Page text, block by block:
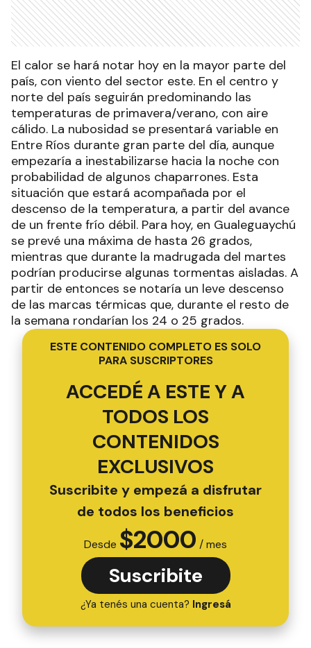
El calor se hará notar hoy en la mayor parte del
país, con viento del sector este. En el centro y
norte del país seguirán predominando las
temperaturas de primavera/verano, con aire
cálido. La nubosidad se presentará variable en
Entre Ríos durante gran parte del día, aunque
empezaría a inestabilizarse hacia la noche con
probabilidad de algunos chaparrones. Esta
situación que estará acompañada por el
descenso de la temperatura, a partir del avance
de un frente frío débil. Para hoy, en Gualeguaychú
se prevé una máxima de hasta 26 grados,
mientras que durante la madrugada del martes
podrían producirse algunas tormentas aisladas. A
partir de entonces se notaría un leve descenso
de las marcas térmicas que, durante el resto de
la semana rondarían los 24 o 25 grados.
ESTE CONTENIDO COMPLETO ES SOLO
PARA SUSCRIPTORES
ACCEDÉ A ESTE Y A
TODOS LOS
CONTENIDOS
EXCLUSIVOS
Suscribite y empezá a disfrutar
de todos los beneficios
Desde $2000 / mes
Suscribite
¿Ya tenés una cuenta? Ingresá